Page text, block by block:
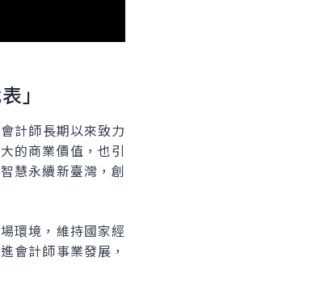
」
計師長期以來致力
的商業價值，也引
慧永續新臺灣，創
環境，維持國家經
會計師事業發展，